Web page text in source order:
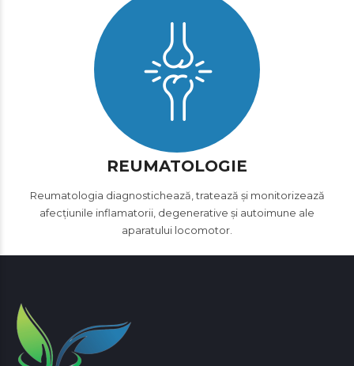
REUMATOLOGIE
Reumatologia diagnostichează, tratează și monitorizează
afecțiunile inflamatorii, degenerative și autoimune ale
aparatului locomotor.